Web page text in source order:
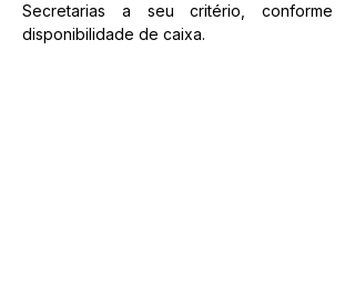
Secretarias a seu critério, conforme
disponibilidade de caixa.